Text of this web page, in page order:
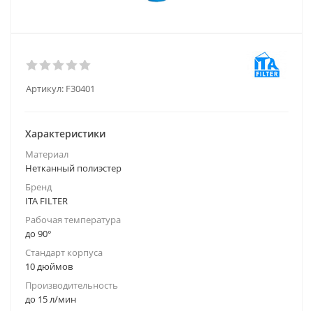
Артикул: F30401
Характеристики
Материал
Нетканный полиэстер
Бренд
ITA FILTER
Рабочая температура
до 90°
Стандарт корпуса
10 дюймов
Производительность
до 15 л/мин